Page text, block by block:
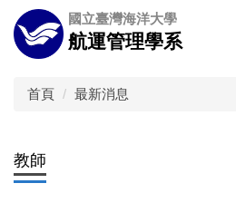
跳
到
主
國立臺灣海洋大學
航運管理學系
首頁 最新消息
教師